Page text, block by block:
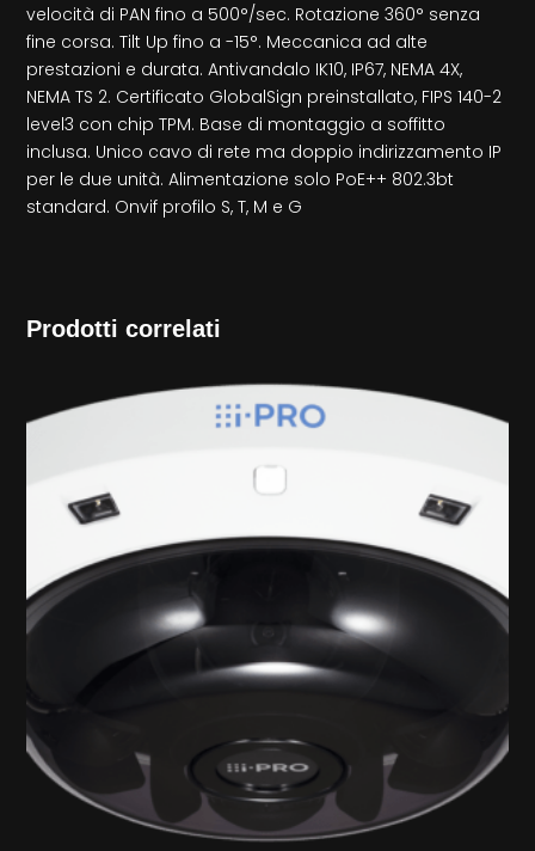
velocità di PAN fino a 500°/sec. Rotazione 360° senza
fine corsa. Tilt Up fino a -15°. Meccanica ad alte
prestazioni e durata. Antivandalo IK10, IP67, NEMA 4X,
NEMA TS 2. Certificato GlobalSign preinstallato, FIPS 140-2
level3 con chip TPM. Base di montaggio a soffitto
inclusa. Unico cavo di rete ma doppio indirizzamento IP
per le due unità. Alimentazione solo PoE++ 802.3bt
standard. Onvif profilo S, T, M e G
Prodotti correlati